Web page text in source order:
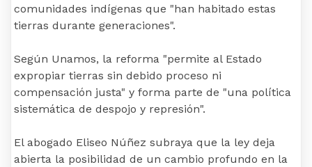
comunidades indígenas que "han habitado estas
tierras durante generaciones".
Según Unamos, la reforma "permite al Estado
expropiar tierras sin debido proceso ni
compensación justa" y forma parte de "una política
sistemática de despojo y represión".
El abogado Eliseo Núñez subraya que la ley deja
abierta la posibilidad de un cambio profundo en la